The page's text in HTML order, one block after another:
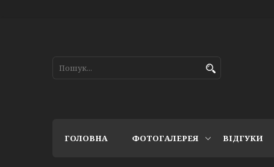
ГОЛОВНА ФОТОГАЛЕРЕЯ ВІДГУКИ